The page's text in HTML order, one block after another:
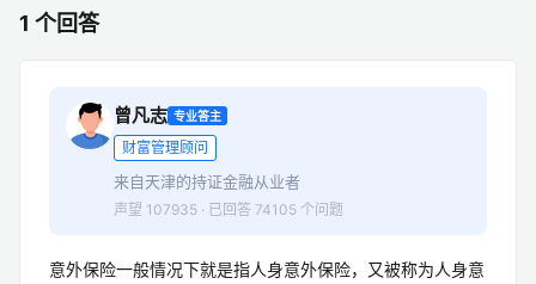
1 个回答
曾凡志 专业答主
财富管理顾问
来自天津的持证金融从业者
声望 107935 · 已回答 74105 个问题
意外保险一般情况下就是指人身意外保险，又被称为人身意